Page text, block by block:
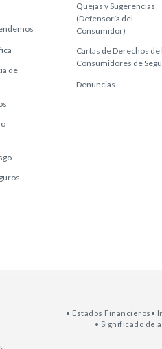
de
Quejas y Sugerencias
(Defensoría del
Consumidor)
Cartas de Derechos de
Consumidores de
Denuncias
• Estados Financieros •
• Significado de